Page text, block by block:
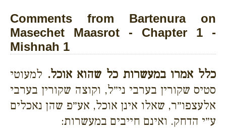
Comments from Bartenura on
Masechet Maasrot - Chapter 1 -
Mishnah 1
כלל אמרו במעשרות כל שהוא אוכל. למעוטי
סטיס שקורין בערבי ני״ל, וקוצה שקורין בערבי
אלעצפו״ר, שאלו אינן אוכל, אע״פ שהן נאכלים
ע״י הדחק. ואינם חייבים במעשרות: